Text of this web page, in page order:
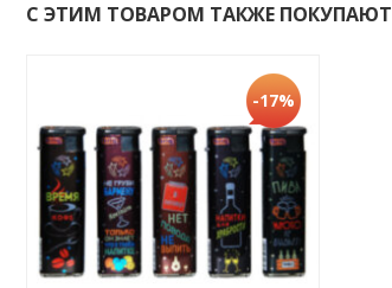
С ЭТИМ ТОВАРОМ ТАКЖЕ ПОКУПАЮТ
-17%